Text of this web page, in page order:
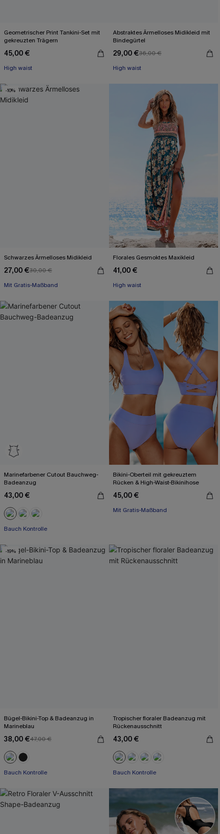
Geometrischer Print Tankini-Set mit
gekreuzten Trägern
45,00 €
High waist
Abstraktes Ärmelloses Midikleid mit
Bindegürtel
29,00 €36,00 €
High waist
-10%
Schwarzes Ärmelloses Midikleid
27,00 €30,00 €
Mit Gratis-Maßband
High waist
Florales Gesmoktes Maxikleid
41,00 €
High waist
Marinefarbener Cutout Bauchweg-
Badeanzug
43,00 €
Bauch Kontrolle
Bikini-Oberteil mit gekreuztem
Rücken & High-Waist-Bikinihose
45,00 €
Mit Gratis-Maßband
High waist
-19%
Bügel-Bikini-Top & Badeanzug in
Marineblau
38,00 €47,00 €
Bauch Kontrolle
Tropischer floraler Badeanzug mit
Rückenausschnitt
43,00 €
Bauch Kontrolle